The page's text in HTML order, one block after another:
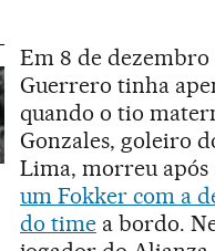
Em 8 de dezembro
Guerrero tinha
quando o tio
Gonzales, goleiro
Lima, morreu após
um Fokker com a
do timea bordo.